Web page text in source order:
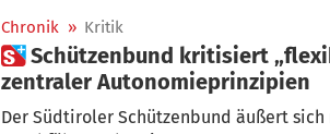
Chronik » Kritik
 Schützenbund kritisiert „flexiblen Proporz“ als Aufweichung
zentraler Autonomieprinzipien
Der Südtiroler Schützenbund äußert